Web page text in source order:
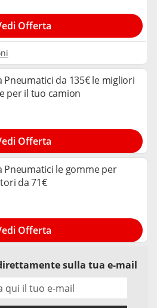
Offerta
Pneumatici da 135€ le migliori
per il tuo camion
Offerta
Pneumatici le gomme per
da 71€
Offerta
sulla tua e-mail